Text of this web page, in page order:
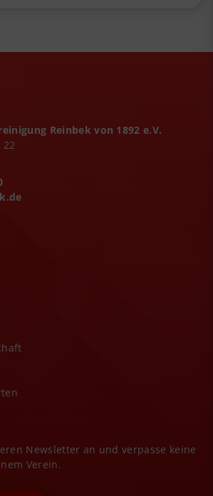
Reinbek von 1892 e.V.
Newsletter an und verpasse keine
Verein.